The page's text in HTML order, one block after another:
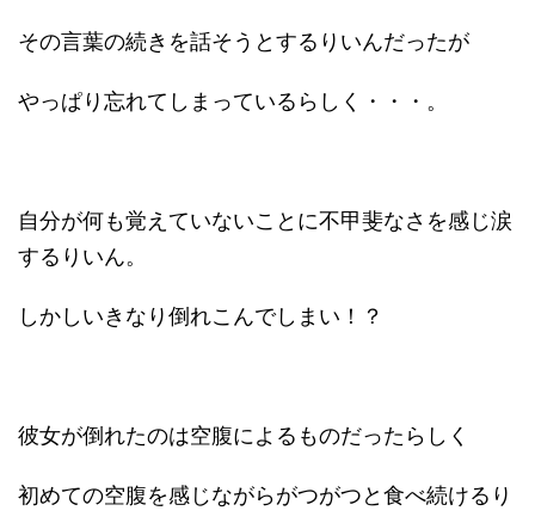
その言葉の続きを話そうとするりいんだったが
やっぱり忘れてしまっているらしく・・・。
自分が何も覚えていないことに不甲斐なさを感じ涙
するりいん。
しかしいきなり倒れこんでしまい！？
彼女が倒れたのは空腹によるものだったらしく
初めての空腹を感じながらがつがつと食べ続けるり